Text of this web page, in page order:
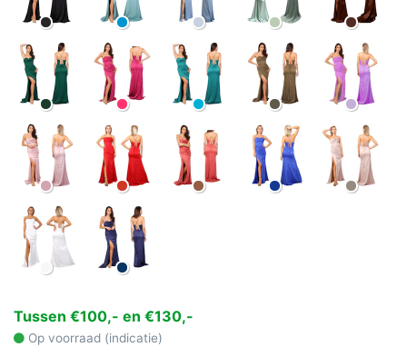
Tussen €100,- en €130,-
Op voorraad (indicatie)